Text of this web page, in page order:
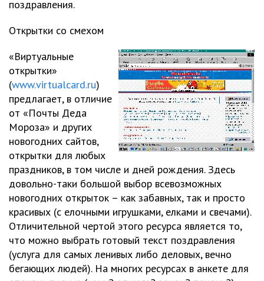
поздравления.
Открытки со смехом
«Виртуальные
открытки»
(www.virtualcard.ru)
предлагает, в отличие
от «Почты Деда
Мороза» и других
новогодних сайтов,
открытки для любых
праздников, в том числе и дней рождения. Здесь
довольно-таки большой выбор всевозможных
новогодних открыток – как забавных, так и просто
красивых (с елочными игрушками, елками и свечами).
Отличительной чертой этого ресурса является то,
что можно выбрать готовый текст поздравления
(услуга для самых ленивых либо деловых, вечно
бегающих людей). На многих ресурсах в анкете для